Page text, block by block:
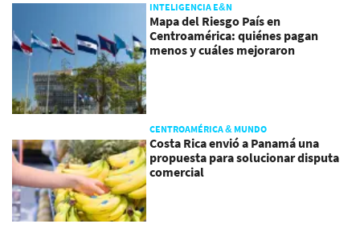
INTELIGENCIA E&N
Mapa del Riesgo País en
Centroamérica: quiénes pagan
menos y cuáles mejoraron
CENTROAMÉRICA & MUNDO
Costa Rica envió a Panamá una
propuesta para solucionar disputa
comercial